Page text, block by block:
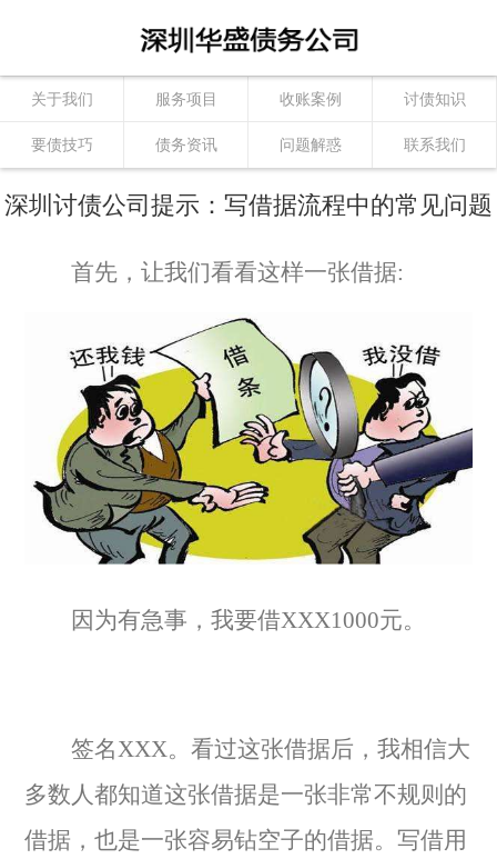
关于我们 服务项目 收账案例 讨债知识
要债技巧 债务资讯 问题解惑 联系我们
深圳讨债公司提示：写借据流程中的常见问题
首先，让我们看看这样一张借据:
因为有急事，我要借XXX1000元。
签名XXX。看过这张借据后，我相信大
多数人都知道这张借据是一张非常不规则的
借据，也是一张容易钻空子的借据。写借用